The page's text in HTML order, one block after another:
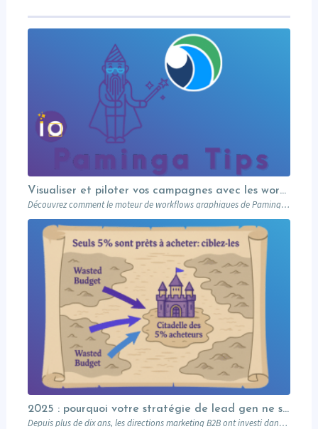
Visualiser et piloter vos campagnes avec les workflows graphiques Paminga.
Découvrez comment le moteur de workflows graphiques de Paminga vous permet de visualiser toute la logique de vos campagnes en un seul coup d’œil — branches conditionnelles, AB tests, waits et intégration Salesforce.
2025 : pourquoi votre stratégie de lead gen ne suffit plus (et comment l’Account-Based Marketing peut relancer vos performances)
Depuis plus de dix ans, les directions marketing B2B ont investi dans des plateformes…